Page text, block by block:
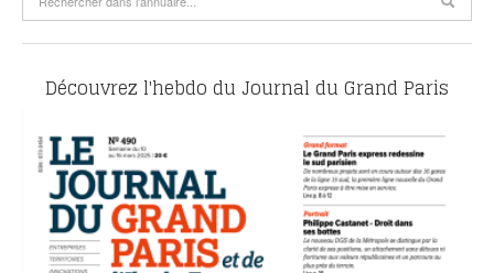
Découvrez l'hebdo du Journal du Grand Paris